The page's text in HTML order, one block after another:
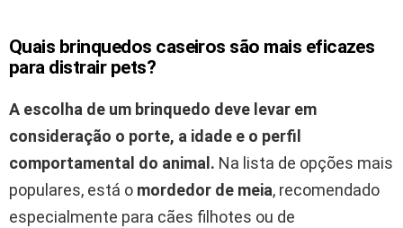
Quais brinquedos caseiros são mais eficazes
para distrair pets?
A escolha de um brinquedo deve levar em
consideração o porte, a idade e o perfil
comportamental do animal. Na lista de opções mais
populares, está o mordedor de meia, recomendado
especialmente para cães filhotes ou de